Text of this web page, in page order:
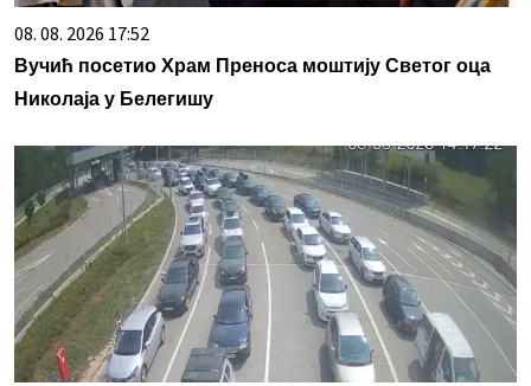
08. 08. 2026 17:52
Вучић посетио Храм Преноса моштију Светог оца
Николаја у Белегишу